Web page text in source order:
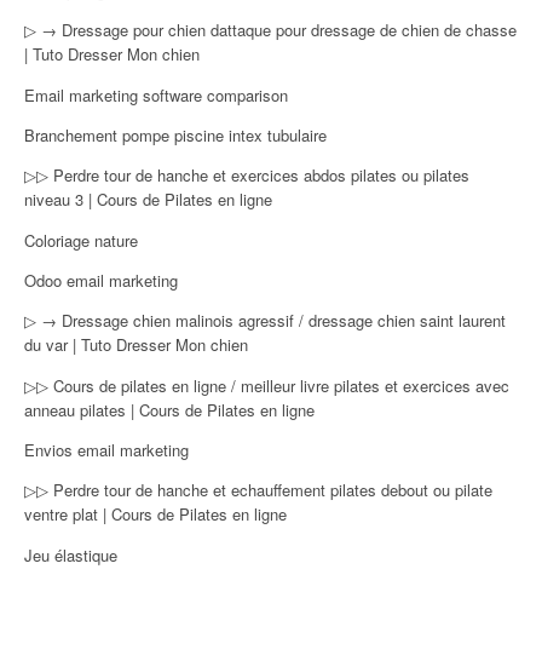
▷ → Dressage pour chien dattaque pour dressage de chien de chasse
| Tuto Dresser Mon chien
Email marketing software comparison
Branchement pompe piscine intex tubulaire
▷▷ Perdre tour de hanche et exercices abdos pilates ou pilates
niveau 3 | Cours de Pilates en ligne
Coloriage nature
Odoo email marketing
▷ → Dressage chien malinois agressif / dressage chien saint laurent
du var | Tuto Dresser Mon chien
▷▷ Cours de pilates en ligne / meilleur livre pilates et exercices avec
anneau pilates | Cours de Pilates en ligne
Envios email marketing
▷▷ Perdre tour de hanche et echauffement pilates debout ou pilate
ventre plat | Cours de Pilates en ligne
Jeu élastique